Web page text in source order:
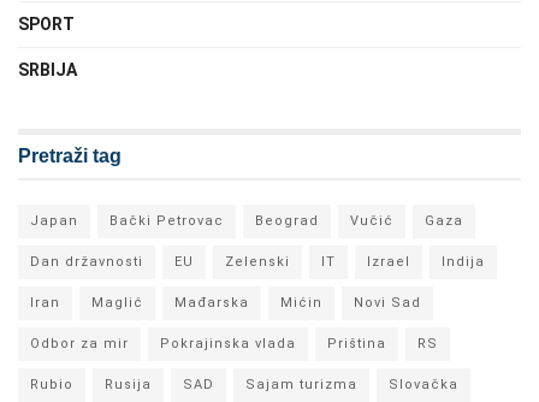
SPORT
SRBIJA
Pretraži tag
Japan Bački Petrovac Beograd Vučić Gaza
Dan državnosti EU Zelenski IT Izrael Indija
Iran Maglić Mađarska Mićin Novi Sad
Odbor za mir Pokrajinska vlada Priština RS
Rubio Rusija SAD Sajam turizma Slovačka